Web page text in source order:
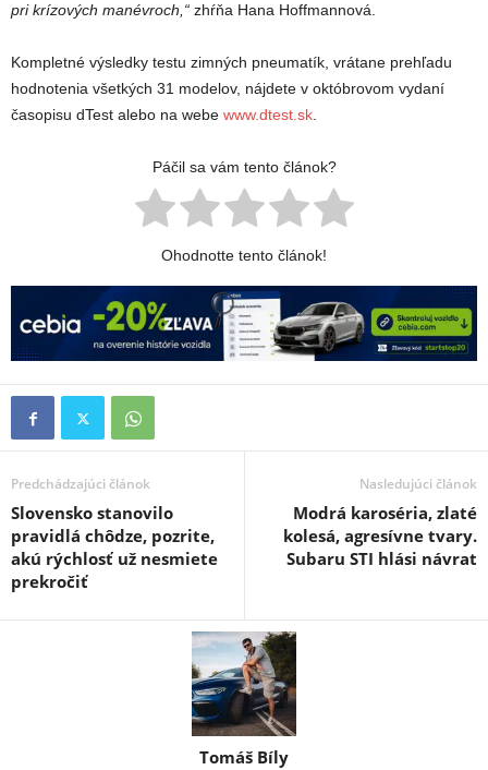
pri krízových manévroch,“ zhŕňa Hana Hoffmannová.
Kompletné výsledky testu zimných pneumatík, vrátane prehľadu
hodnotenia všetkých 31 modelov, nájdete v októbrovom vydaní
časopisu dTest alebo na webe www.dtest.sk
Páčil sa vám tento článok?
Ohodnotte tento článok!
Predchádzajúci článok
Slovensko stanovilo
pravidlá chôdze, pozrite,
akú rýchlosť už nesmiete
prekročiť
Nasledujúci článok
Modrá karoséria, zlaté
kolesá, agresívne tvary.
Subaru STI hlási návrat
Tomáš Bíly